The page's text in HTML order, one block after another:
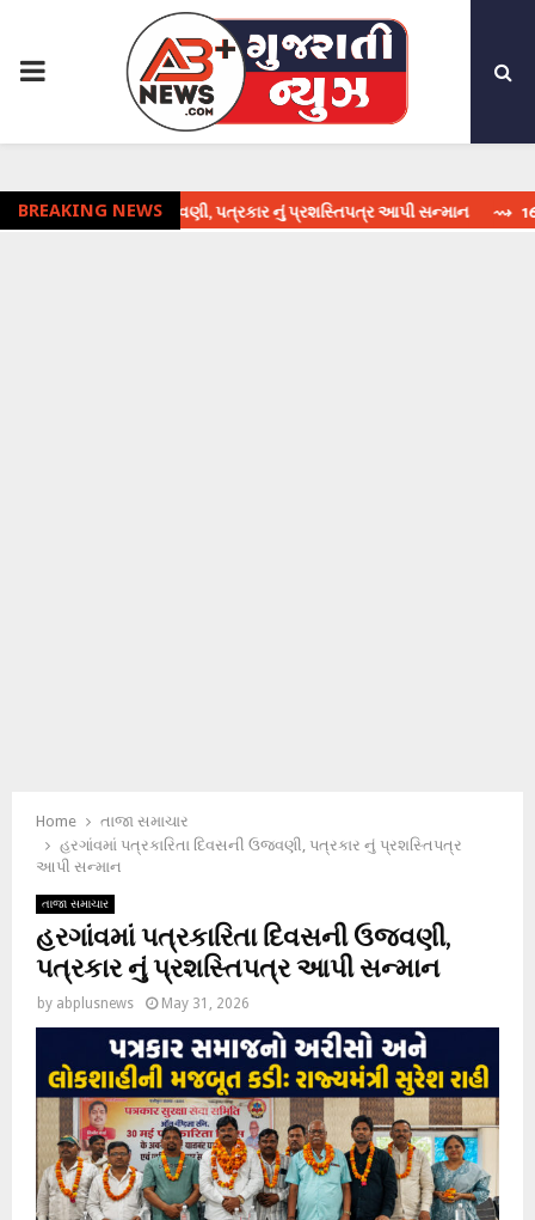
PRIMARY
MENU
BREAKING NEWS
ઉજવણી, પત્રકાર નું પ્રશસ્તિપત્ર આપી સન્માન ⇝ 16 મેની શનિ
Home
તાજા સમાચાર
હરગાંવમાં પત્રકારિતા દિવસની ઉજવણી, પત્રકાર નું પ્રશસ્તિપત્ર
આપી સન્માન
તાજા સમાચાર
હરગાંવમાં પત્રકારિતા દિવસની ઉજવણી,
પત્રકાર નું પ્રશસ્તિપત્ર આપી સન્માન
by abplusnews May 31, 2026